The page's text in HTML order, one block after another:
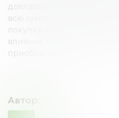
долларовой стоимости).
всю сумму инвестиции на
покупки активов. Таким
влияние волатильности
приобретение.
Автор